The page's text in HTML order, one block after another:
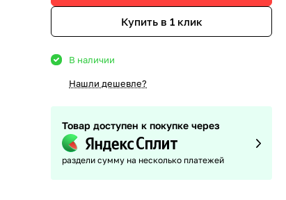
Купить в 1 клик
В наличии
Нашли дешевле?
Товар доступен к покупке через
раздели сумму на несколько платежей